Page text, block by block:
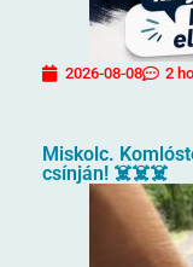
2026-08-08 2
Miskolc.
csínján! ☠️☠️☠️